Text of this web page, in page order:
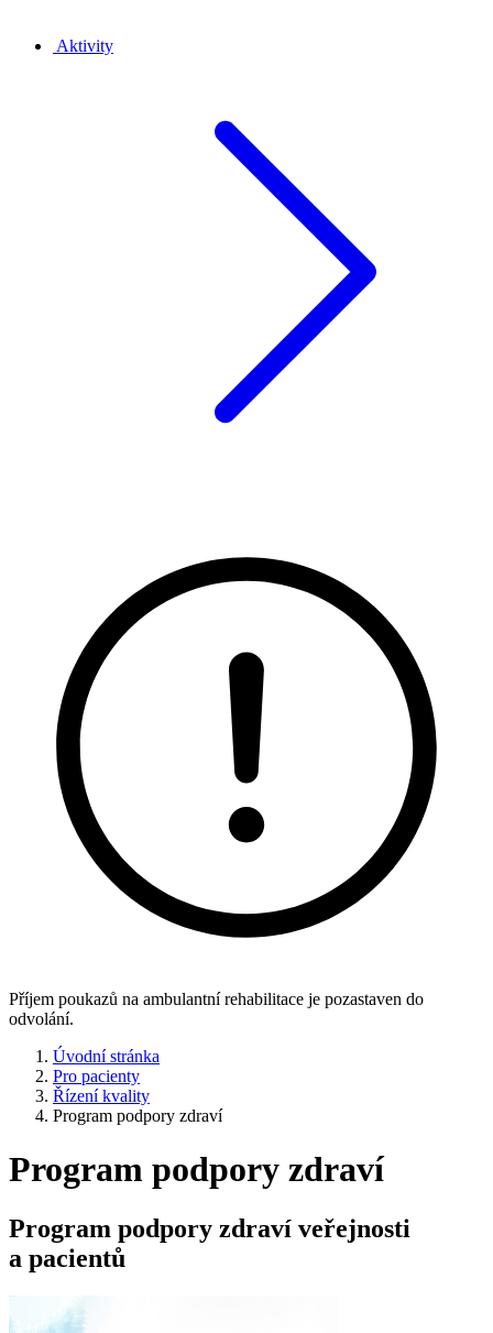
Aktivity
Příjem poukazů na ambulantní rehabilitace je pozastaven do
odvolání.
Úvodní stránka
Pro pacienty
Řízení kvality
Program podpory zdraví
Program podpory zdraví
Program podpory zdraví veřejnosti
a pacientů